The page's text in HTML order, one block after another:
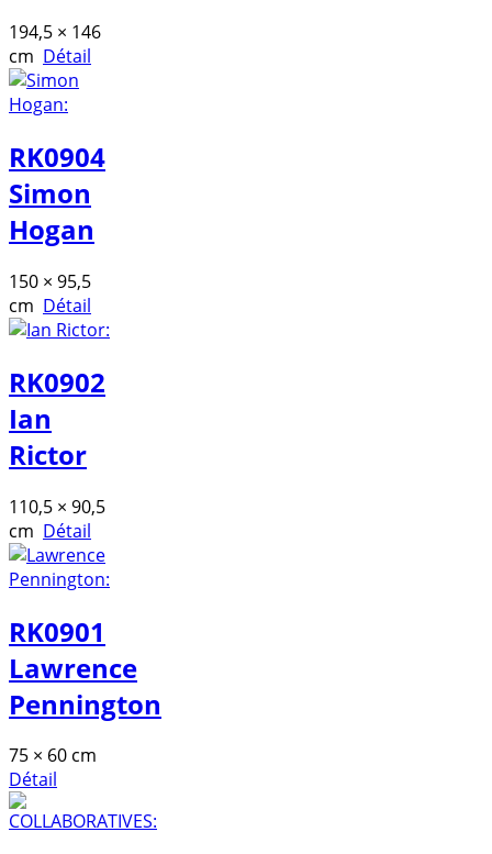
194,5 × 146
cm Détail
RK0904
Simon
Hogan
150 × 95,5
cm Détail
RK0902
Ian
Rictor
110,5 × 90,5
cm Détail
RK0901
Lawrence
Pennington
75 × 60 cm
Détail